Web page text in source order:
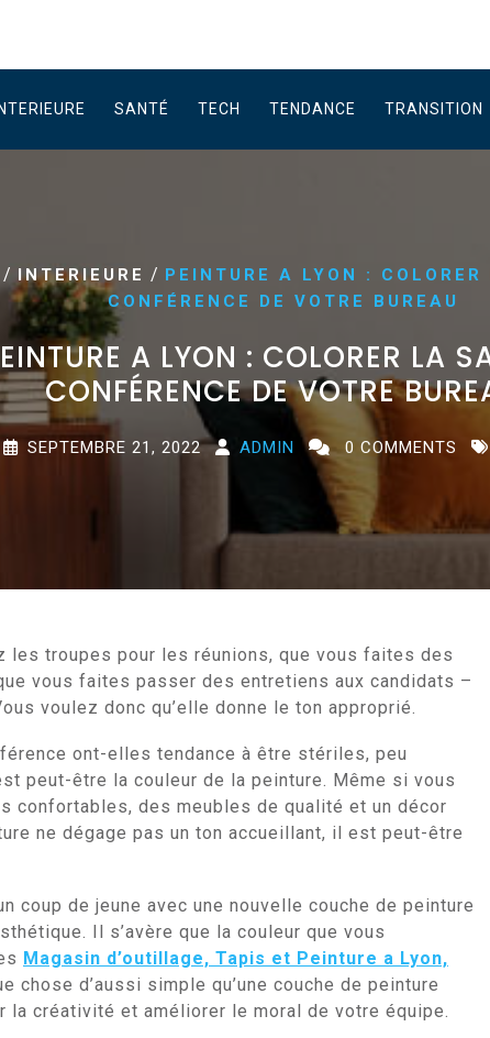
INTERIEURE SANTÉ TECH TENDANCE TRANSITION
/ INTERIEURE / PEINTURE A LYON :
CONFÉRENCE DE VOTRE BUREAU
A LYON : COLORER LA
CONFÉRENCE DE VOTRE
SEPTEMBRE 21, 2022 ADMIN 0 COMMENTS
les troupes pour les réunions, que vous faites des
vous faites passer des entretiens aux candidats –
voulez donc qu’elle donne le ton approprié.
ont-elles tendance à être stériles, peu
peut-être la couleur de la peinture. Même si vous
confortables, des meubles de qualité et un décor
ne dégage pas un ton accueillant, il est peut-être
coup de jeune avec une nouvelle couche de peinture
Il s’avère que la couleur que vous
Magasin d’outillage, Tapis et Peinture a Lyon,
chose d’aussi simple qu’une couche de peinture
créativité et améliorer le moral de votre équipe.